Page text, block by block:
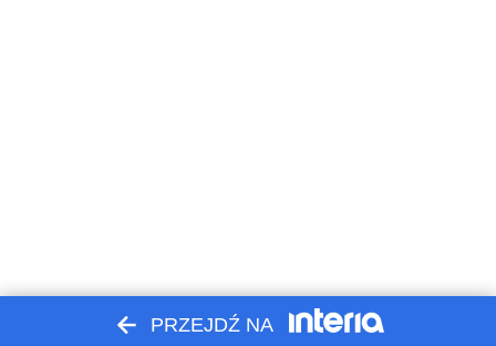
PRZEJDŹ NA